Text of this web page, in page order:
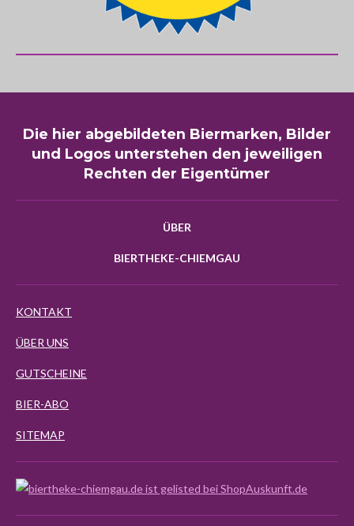
Die hier abgebildeten Biermarken, Bilder
und Logos unterstehen den jeweiligen
Rechten der Eigentümer
ÜBER
BIERTHEKE-CHIEMGAU
KONTAKT
ÜBER UNS
GUTSCHEINE
BIER-ABO
SITEMAP